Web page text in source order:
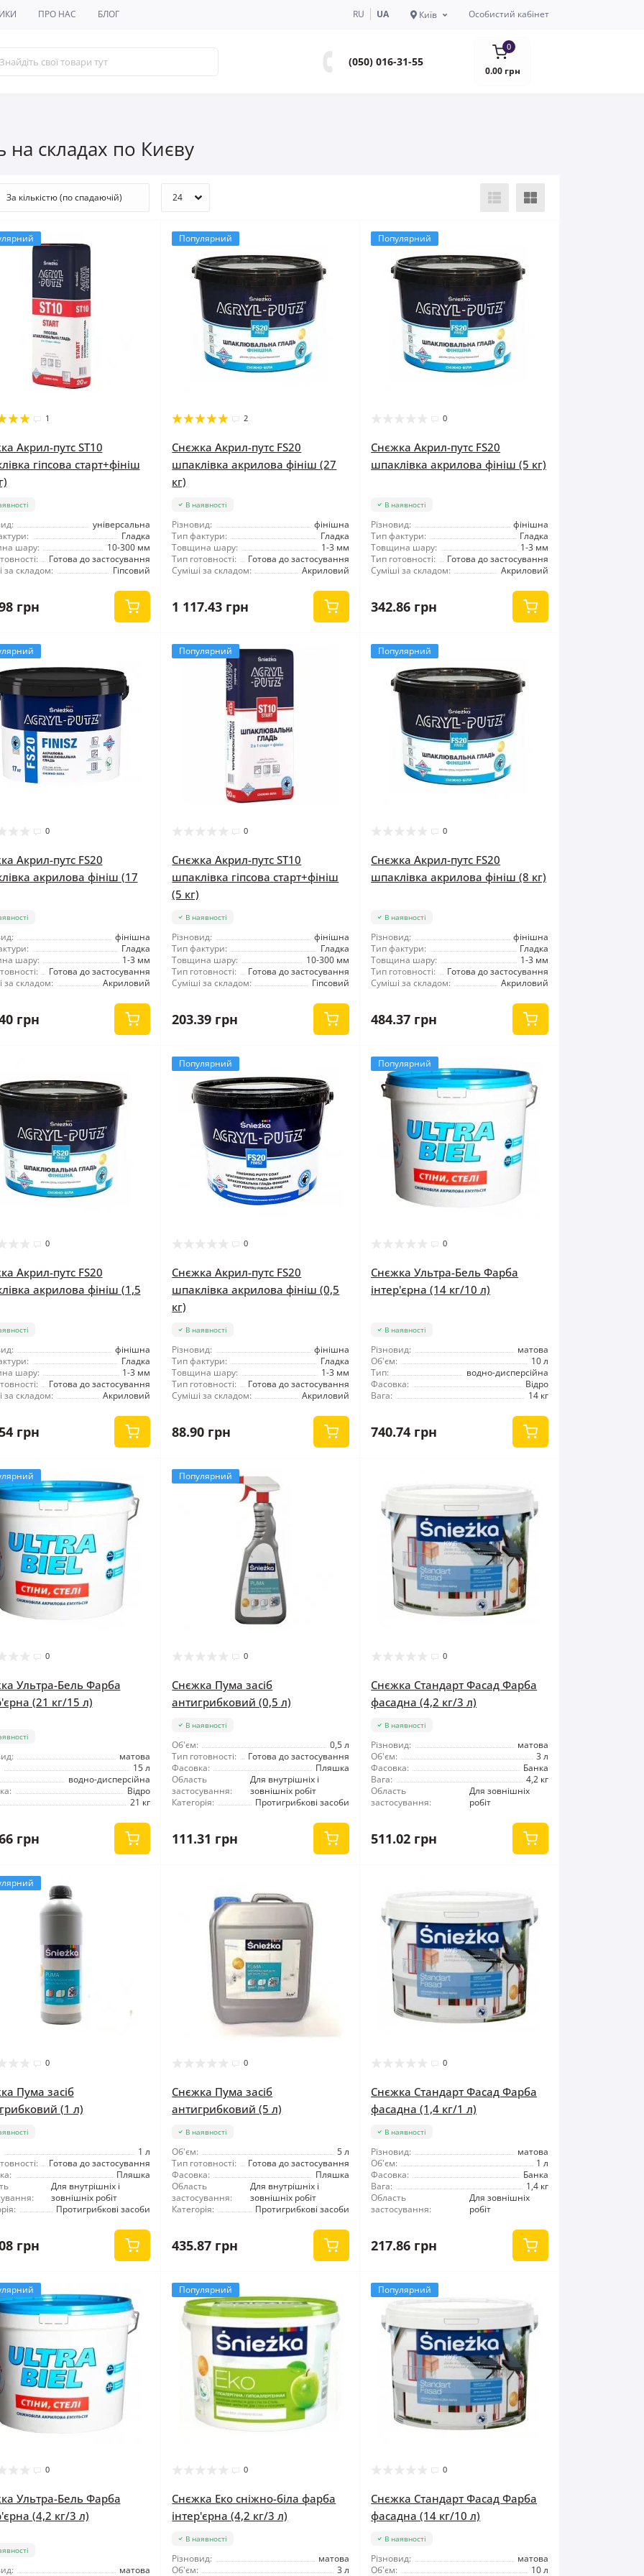
ПРО НАС БЛОГ RU UA Київ Особистий кабінет
(050) 016-31-55
0
0.00 грн
на складах по Києву
1
Акрил-путс ST10
гіпсова старт+фініш
універсальна
Гладка
шару:
10-300 мм
Готова до застосування
за складом:
Гіпсовий
грн
Популярний
2
Снєжка Акрил-путс FS20
шпаклівка акрилова фініш (27
кг)
В наявності
Різновид:
фінішна
Тип фактури:
Гладка
Товщина шару:
1-3 мм
Тип готовності:
Готова до застосування
Суміші за складом:
Акриловий
1 117.43 грн
Популярний
0
Снєжка Акрил-путс FS20
шпаклівка акрилова фініш (5 кг)
В наявності
Різновид:
фінішна
Тип фактури:
Гладка
Товщина шару:
1-3 мм
Тип готовності:
Готова до застосування
Суміші за складом:
Акриловий
342.86 грн
0
Акрил-путс FS20
акрилова фініш (17
фінішна
Гладка
шару:
1-3 мм
Готова до застосування
за складом:
Акриловий
грн
Популярний
0
Снєжка Акрил-путс ST10
шпаклівка гіпсова старт+фініш
(5 кг)
В наявності
Різновид:
фінішна
Тип фактури:
Гладка
Товщина шару:
10-300 мм
Тип готовності:
Готова до застосування
Суміші за складом:
Гіпсовий
203.39 грн
Популярний
0
Снєжка Акрил-путс FS20
шпаклівка акрилова фініш (8 кг)
В наявності
Різновид:
фінішна
Тип фактури:
Гладка
Товщина шару:
1-3 мм
Тип готовності:
Готова до застосування
Суміші за складом:
Акриловий
484.37 грн
0
Акрил-путс FS20
акрилова фініш (1,5
фінішна
Гладка
шару:
1-3 мм
Готова до застосування
за складом:
Акриловий
грн
Популярний
0
Снєжка Акрил-путс FS20
шпаклівка акрилова фініш (0,5
кг)
В наявності
Різновид:
фінішна
Тип фактури:
Гладка
Товщина шару:
1-3 мм
Тип готовності:
Готова до застосування
Суміші за складом:
Акриловий
88.90 грн
Популярний
0
Снєжка Ультра-Бель Фарба
інтер'єрна (14 кг/10 л)
В наявності
Різновид:
матова
Об'єм:
10 л
Тип:
водно-дисперсійна
Фасовка:
Відро
Вага:
14 кг
740.74 грн
0
Ультра-Бель Фарба
(21 кг/15 л)
матова
15 л
водно-дисперсійна
Відро
21 кг
грн
Популярний
0
Снєжка Пума засіб
антигрибковий (0,5 л)
В наявності
Об'єм:
0,5 л
Тип готовності:
Готова до застосування
Фасовка:
Пляшка
Область
застосування:
Для внутрішніх і
зовнішніх робіт
Категорія:
Протигрибкові засоби
111.31 грн
0
Снєжка Стандарт Фасад Фарба
фасадна (4,2 кг/3 л)
В наявності
Різновид:
матова
Об'єм:
3 л
Фасовка:
Банка
Вага:
4,2 кг
Область
застосування:
Для зовнішніх
робіт
511.02 грн
0
Пума засіб
(1 л)
1 л
Готова до застосування
Пляшка
Для внутрішніх і
зовнішніх робіт
Протигрибкові засоби
грн
0
Снєжка Пума засіб
антигрибковий (5 л)
В наявності
Об'єм:
5 л
Тип готовності:
Готова до застосування
Фасовка:
Пляшка
Область
застосування:
Для внутрішніх і
зовнішніх робіт
Категорія:
Протигрибкові засоби
435.87 грн
0
Снєжка Стандарт Фасад Фарба
фасадна (1,4 кг/1 л)
В наявності
Різновид:
матова
Об'єм:
1 л
Фасовка:
Банка
Вага:
1,4 кг
Область
застосування:
Для зовнішніх
робіт
217.86 грн
0
Ультра-Бель Фарба
(4,2 кг/3 л)
матова
Популярний
0
Снєжка Еко сніжно-біла фарба
інтер'єрна (4,2 кг/3 л)
В наявності
Різновид:
матова
Об'єм:
3 л
Популярний
0
Снєжка Стандарт Фасад Фарба
фасадна (14 кг/10 л)
В наявності
Різновид:
матова
Об'єм:
10 л